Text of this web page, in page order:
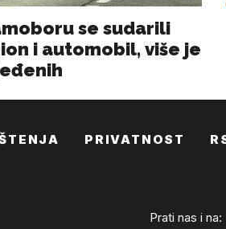
PRIVATNOST
Prati nas i na: